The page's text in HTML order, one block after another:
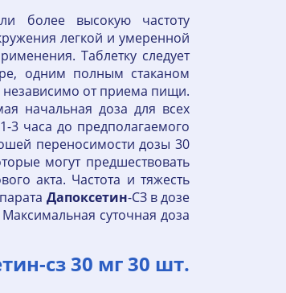
более высокую частоту
легкой и умеренной
Таблетку следует
одним полным стаканом
от приема пищи.
начальная доза для всех
3 часа до предполагаемого
переносимости дозы 30
могут предшествовать
акта. Частота и тяжесть
Дапоксетин-СЗ в дозе
суточная доза
сз 30 мг 30 шт.